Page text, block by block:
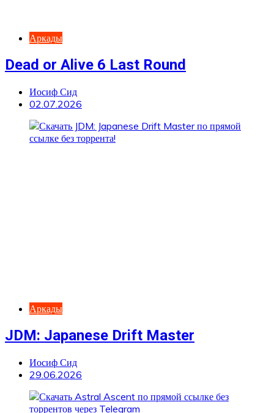
Аркады
Dead or Alive 6 Last Round
Иосиф Сид
02.07.2026
Аркады
JDM: Japanese Drift Master
Иосиф Сид
29.06.2026